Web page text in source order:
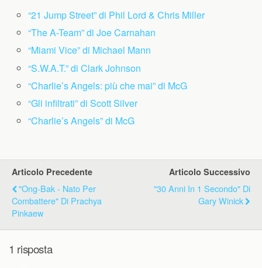
“21 Jump Street” di Phil Lord & Chris Miller
“The A-Team” di Joe Carnahan
“Miami Vice” di Michael Mann
“S.W.A.T.” di Clark Johnson
“Charlie’s Angels: più che mai” di McG
“Gli infiltrati” di Scott Silver
“Charlie’s Angels” di McG
Articolo Precedente
"Ong-Bak - Nato Per
Combattere" Di Prachya
Pinkaew
Articolo Successivo
"30 Anni In 1 Secondo" Di
Gary Winick
1 risposta